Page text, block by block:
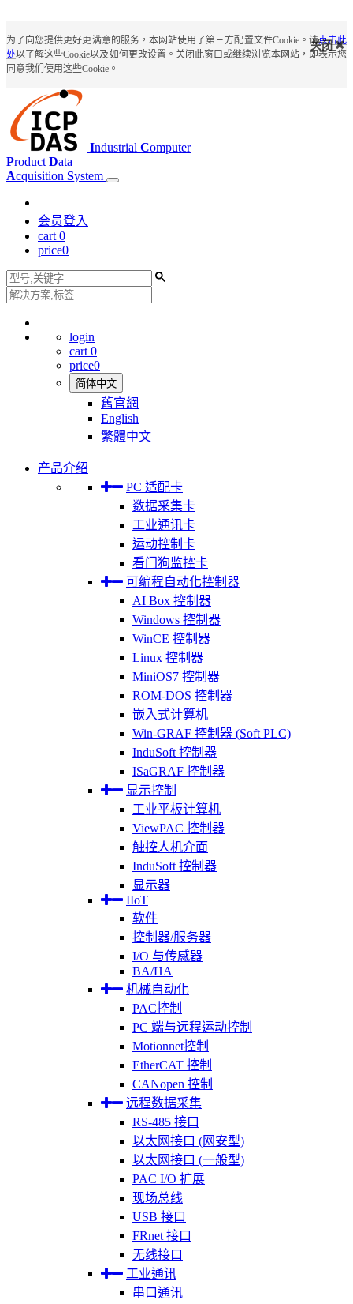
为了向您提供更好更满意的服务，本网站使用了第三方配置文件Cookie。请点击此
处以了解这些Cookie以及如何更改设置。关闭此窗口或继续浏览本网站，即表示您
同意我们使用这些Cookie。
关闭
Industrial Computer
Product Data
Acquisition System
会员登入
cart 0
price0
login
cart 0
price0
简体中文
舊官網
English
繁體中文
产品介绍
PC 适配卡
数据采集卡
工业通讯卡
运动控制卡
看门狗监控卡
可编程自动化控制器
AI Box 控制器
Windows 控制器
WinCE 控制器
Linux 控制器
MiniOS7 控制器
ROM-DOS 控制器
嵌入式计算机
Win-GRAF 控制器 (Soft PLC)
InduSoft 控制器
ISaGRAF 控制器
显示控制
工业平板计算机
ViewPAC 控制器
触控人机介面
InduSoft 控制器
显示器
IIoT
软件
控制器/服务器
I/O 与传感器
BA/HA
机械自动化
PAC控制
PC 端与远程运动控制
Motionnet控制
EtherCAT 控制
CANopen 控制
远程数据采集
RS-485 接口
以太网接口 (网安型)
以太网接口 (一般型)
PAC I/O 扩展
现场总线
USB 接口
FRnet 接口
无线接口
工业通讯
串口通讯